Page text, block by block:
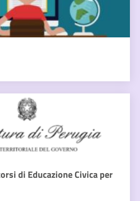
di Educazione Civica per